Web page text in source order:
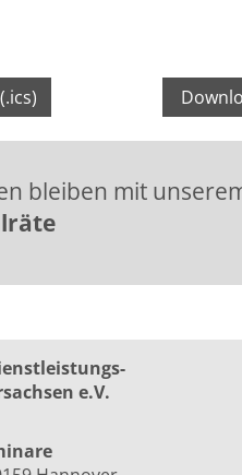
bleiben mit
e.V.